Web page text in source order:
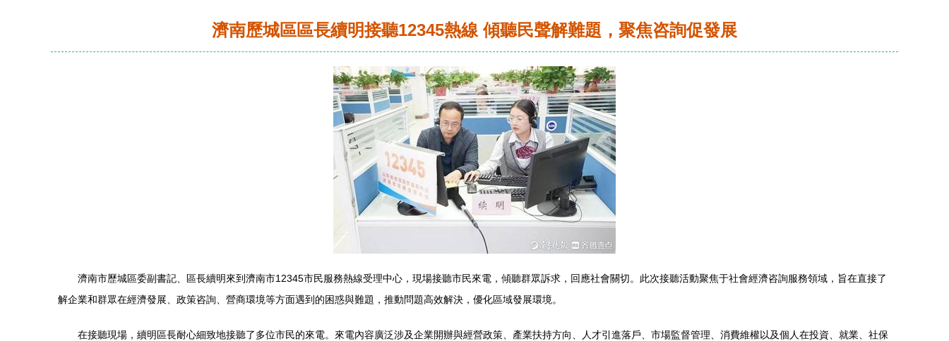
濟南歷城區區長續明接聽12345熱線 傾聽民聲解難題，聚焦咨詢促發展
濟南市歷城區委副書記、區長續明來到濟南市12345市民服務熱線受理中心，現場接聽市民來電，傾聽群眾訴求，回應社會關切。此次接聽活動聚焦于社會經濟咨詢服務領域，旨在直接了
解企業和群眾在經濟發展、政策咨詢、營商環境等方面遇到的困惑與難題，推動問題高效解決，優化區域發展環境。
在接聽現場，續明區長耐心細致地接聽了多位市民的來電。來電內容廣泛涉及企業開辦與經營政策、產業扶持方向、人才引進落戶、市場監督管理、消費維權以及個人在投資、就業、社保